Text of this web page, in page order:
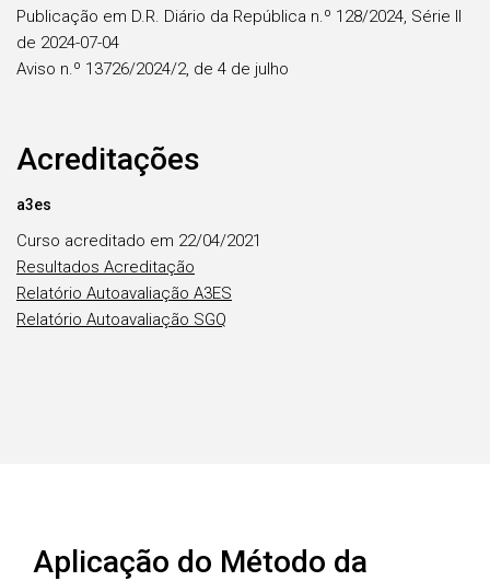
Publicação em D.R. Diário da República n.º 128/2024, Série II
de 2024-07-04
Aviso n.º 13726/2024/2, de 4 de julho
Acreditações
a3es
Curso acreditado em 22/04/2021
Resultados Acreditação
Relatório Autoavaliação A3ES
Relatório Autoavaliação SGQ
Aplicação do Método da